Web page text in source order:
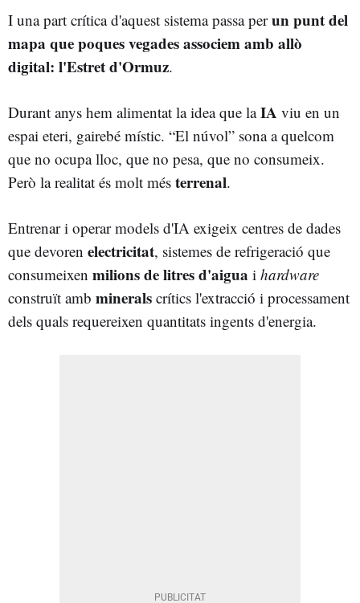
I una part crítica d'aquest sistema passa perun punt del
mapa que poques vegades associem amb allò
digital: l'Estret d'Ormuz.
Durant anys hem alimentat la idea que laIA viu en un
espai eteri, gairebé místic. “El núvol” sona a quelcom
que no ocupa lloc, que no pesa, que no consumeix.
Però la realitat és molt més terrenal.
Entrenar i operar models d'IA exigeix centres de dades
que devoren electricitat, sistemes de refrigeració que
consumeixen milions de litres d'aigua i hardware
construït amb minerals crítics l'extracció i processament
dels quals requereixen quantitats ingents d'energia.